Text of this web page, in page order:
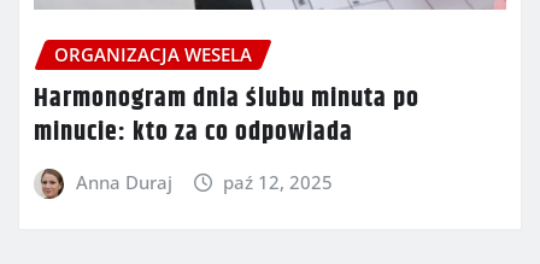
ORGANIZACJA WESELA
Harmonogram dnia ślubu minuta po
minucie: kto za co odpowiada
Anna Duraj paź 12, 2025